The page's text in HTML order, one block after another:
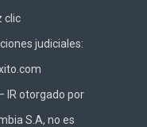
clic
judiciales:
IR otorgado por
S.A, no es